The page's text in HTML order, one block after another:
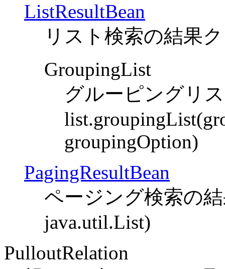
ListResultBean
リスト検索の結果
GroupingList
グルーピングリ
groupingOption)
PagingResultBean
ページング検索の
java.util.List)
PulloutRelation